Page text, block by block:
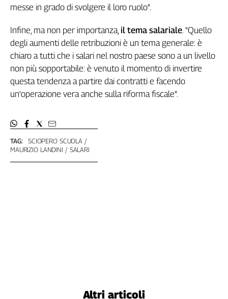
Le
tv
Work
in
Progress
L'Italia
nel
Territori
Abruzzo-
Molise
TAG:
SCIOPERO SCUOLA
MAURIZIO LANDINI
SALARI
messe in grado di svolgere il loro ruolo".
Infine, ma non per importanza, il tema salariale. "Quello
degli aumenti delle retribuzioni è un tema generale: è
chiaro a tutti che i salari nel nostro paese sono a un livello
non più sopportabile: è venuto il momento di invertire
questa tendenza a partire dai contratti e facendo
un'operazione vera anche sulla riforma fiscale".
Altri articoli